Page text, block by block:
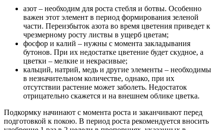
азот – необходим для роста стебля и ботвы. Особенно
важен этот элемент в период формирования зеленой
части. Переизбыток азота во время цветения приведет к
чрезмерному росту листвы в ущерб цветам;
фосфор и калий – нужны с момента закладывания
бутонов. При их недостатке цветение будет скудное, а
цветки – мелкие и некрасивые;
кальций, натрий, медь и другие элементы – необходимы
в незначительном количестве, однако, при их
отсутствии растение может заболеть. Недостаток
отрицательно скажется и на внешнем облике цветка.
Подкормку начинают с момента роста и заканчивают перед
подготовкой к покою. В период роста рекомендуется вносить